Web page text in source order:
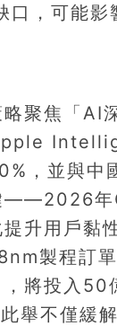
，可能影
聚焦「AI
，並與中
——2026
升用戶黏
製程訂
將投入50
舉不僅緩